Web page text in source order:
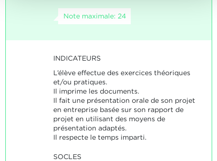
Note maximale: 24
INDICATEURS
L’élève effectue des exercices théoriques
et/ou pratiques.
Il imprime les documents.
Il fait une présentation orale de son projet
en entreprise basée sur son rapport de
projet en utilisant des moyens de
présentation adaptés.
Il respecte le temps imparti.
SOCLES